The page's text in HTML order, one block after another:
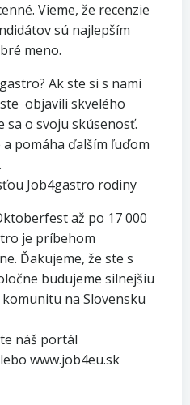
Vieme, že recenzie
sú najlepším
meno.
Ak ste si s nami
objavili skvelého
sa o svoju skúsenosť.
pomáha ďalším ľuďom
Job4gastro rodiny
až po 17 000
je príbehom
Ďakujeme, že ste s
budujeme silnejšiu
na Slovensku
náš portál
www.job4eu.sk